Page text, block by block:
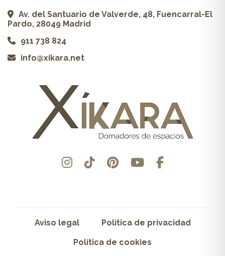
Av. del Santuario de Valverde, 48, Fuencarral-El
Pardo, 28049 Madrid
911 738 824
info@xikara.net
Aviso legal Política de privacidad
Política de cookies